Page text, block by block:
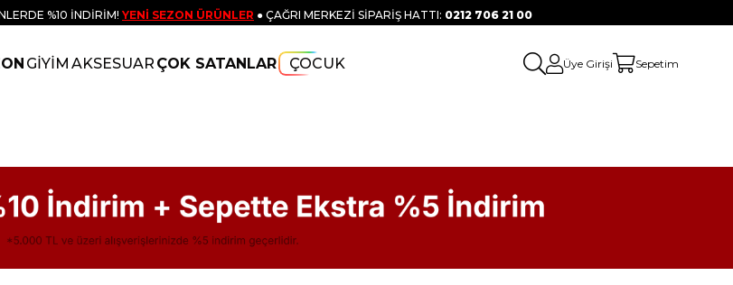
%10 İNDİRİM! YENİ SEZON ÜRÜNLER ● ÇAĞRI MERKEZİ SİPARİŞ HATTI: 0212 706 21 00
GİYİM AKSESUAR ÇOK SATANLAR ÇOCUK Üye Girişi Sepetim